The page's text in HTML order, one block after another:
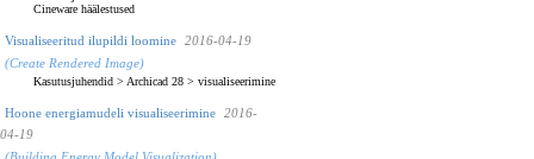
Cineware häälestused
Visualiseeritud ilupildi loomine
2016-04-19
(Create Rendered Image)
Kasutusjuhendid > Archicad 28 > visualiseerimine
Hoone energiamudeli visualiseerimine
2016-
04-19